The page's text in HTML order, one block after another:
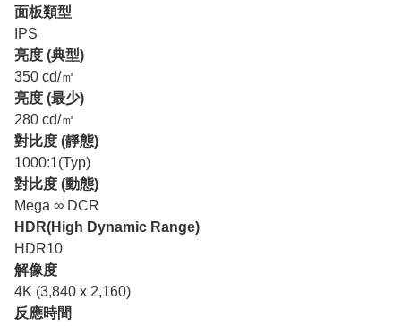
面板類型
IPS
亮度 (典型)
350 cd/㎡
亮度 (最少)
280 cd/㎡
對比度 (靜態)
1000:1(Typ)
對比度 (動態)
Mega ∞ DCR
HDR(High Dynamic Range)
HDR10
解像度
4K (3,840 x 2,160)
反應時間